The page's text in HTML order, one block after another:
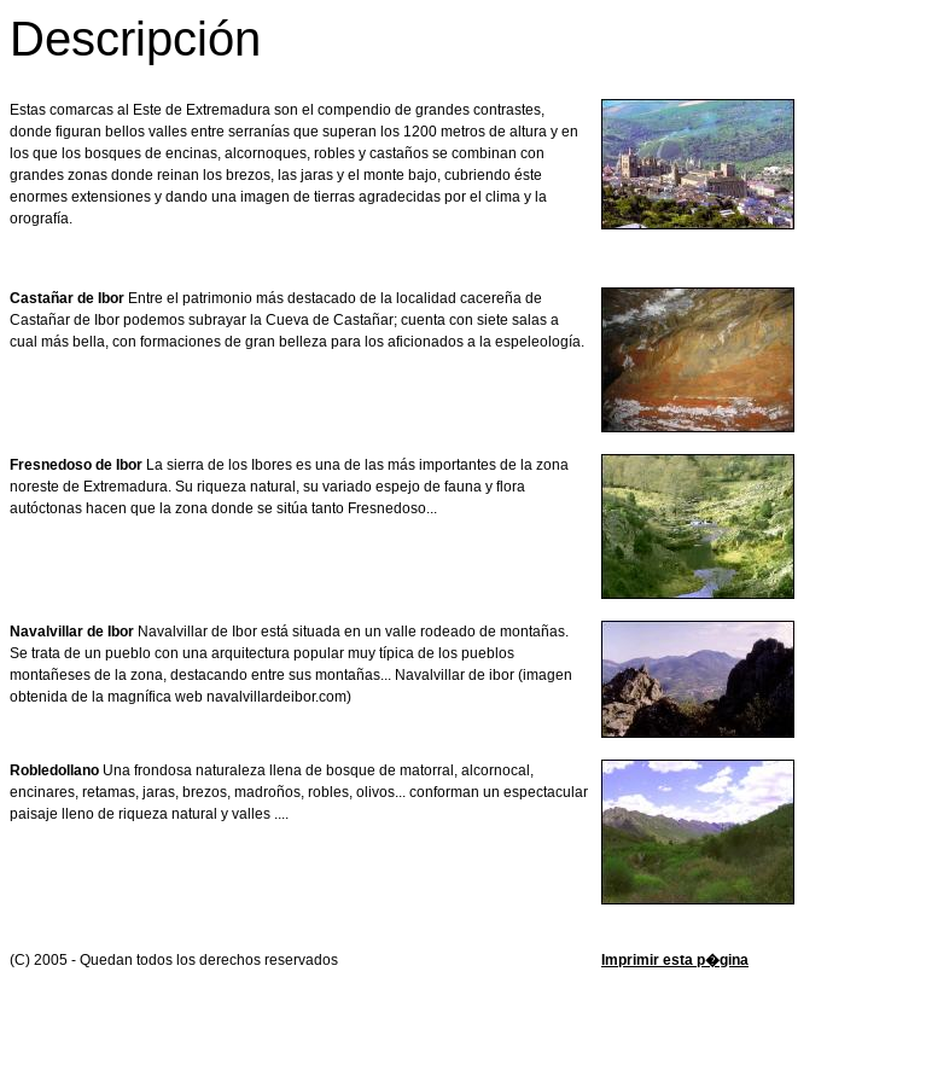
Descripción
Estas comarcas al Este de Extremadura son el compendio de grandes contrastes,
donde figuran bellos valles entre serranías que superan los 1200 metros de altura y en
los que los bosques de encinas, alcornoques, robles y castaños se combinan con
grandes zonas donde reinan los brezos, las jaras y el monte bajo, cubriendo éste
enormes extensiones y dando una imagen de tierras agradecidas por el clima y la
orografía.
Castañar de Ibor Entre el patrimonio más destacado de la localidad cacereña de
Castañar de Ibor podemos subrayar la Cueva de Castañar; cuenta con siete salas a
cual más bella, con formaciones de gran belleza para los aficionados a la espeleología.
Fresnedoso de Ibor La sierra de los Ibores es una de las más importantes de la zona
noreste de Extremadura. Su riqueza natural, su variado espejo de fauna y flora
autóctonas hacen que la zona donde se sitúa tanto Fresnedoso...
Navalvillar de Ibor Navalvillar de Ibor está situada en un valle rodeado de montañas.
Se trata de un pueblo con una arquitectura popular muy típica de los pueblos
montañeses de la zona, destacando entre sus montañas... Navalvillar de ibor (imagen
obtenida de la magnífica web navalvillardeibor.com)
Robledollano Una frondosa naturaleza llena de bosque de matorral, alcornocal,
encinares, retamas, jaras, brezos, madroños, robles, olivos... conforman un espectacular
paisaje lleno de riqueza natural y valles ....
(C) 2005 - Quedan todos los derechos reservados Imprimir esta p�gina